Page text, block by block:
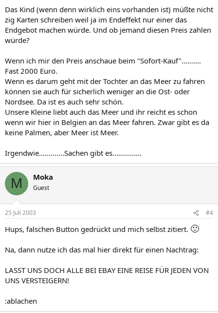
Das Kind (wenn denn wirklich eins vorhanden ist) müßte nicht
zig Karten schreiben weil ja im Endeffekt nur einer das
Endgebot machen würde. Und ob jemand diesen Preis zahlen
würde?
Wenn ich mir den Preis anschaue beim "Sofort-Kauf"..........
Fast 2000 Euro.
Wenn es darum geht mit der Tochter an das Meer zu fahren
können sie auch für sicherlich weniger an die Ost- oder
Nordsee. Da ist es auch sehr schön.
Unsere Kleine liebt auch das Meer und ihr reicht es schon
wenn wir hier in Belgien an das Meer fahren. Zwar gibt es da
keine Palmen, aber Meer ist Meer.
Irgendwie.............Sachen gibt es...............
M Moka
Guest
25 Juli 2003 #4
Hups, falschen Button gedrückt und mich selbst zitiert. 🙁
Na, dann nutze ich das mal hier direkt für einen Nachtrag:
LASST UNS DOCH ALLE BEI EBAY EINE REISE FÜR JEDEN VON
UNS VERSTEIGERN!
:ablachen